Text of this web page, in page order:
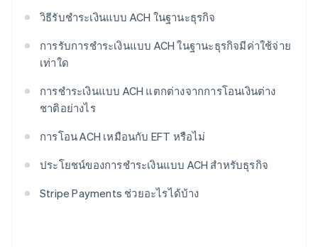
วิธีรับชำระเงินแบบ ACH ในฐานะธุรกิจ
การรับการชำระเงินแบบ ACH ในฐานะธุรกิจมีค่าใช้จ่าย
เท่าใด
การชำระเงินแบบ ACH แตกต่างจากการโอนเงินต่าง
ชาติอย่างไร
การโอน ACH เหมือนกับ EFT หรือไม่
ประโยชน์ของการชำระเงินแบบ ACH สำหรับธุรกิจ
Stripe Payments ช่วยอะไรได้บ้าง